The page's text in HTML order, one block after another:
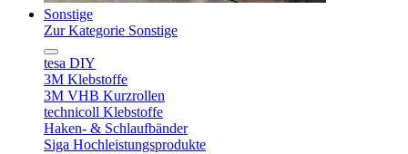
Sonstige
Zur Kategorie Sonstige
tesa DIY
3M Klebstoffe
3M VHB Kurzrollen
technicoll Klebstoffe
Haken- & Schlaufbänder
Siga Hochleistungsprodukte